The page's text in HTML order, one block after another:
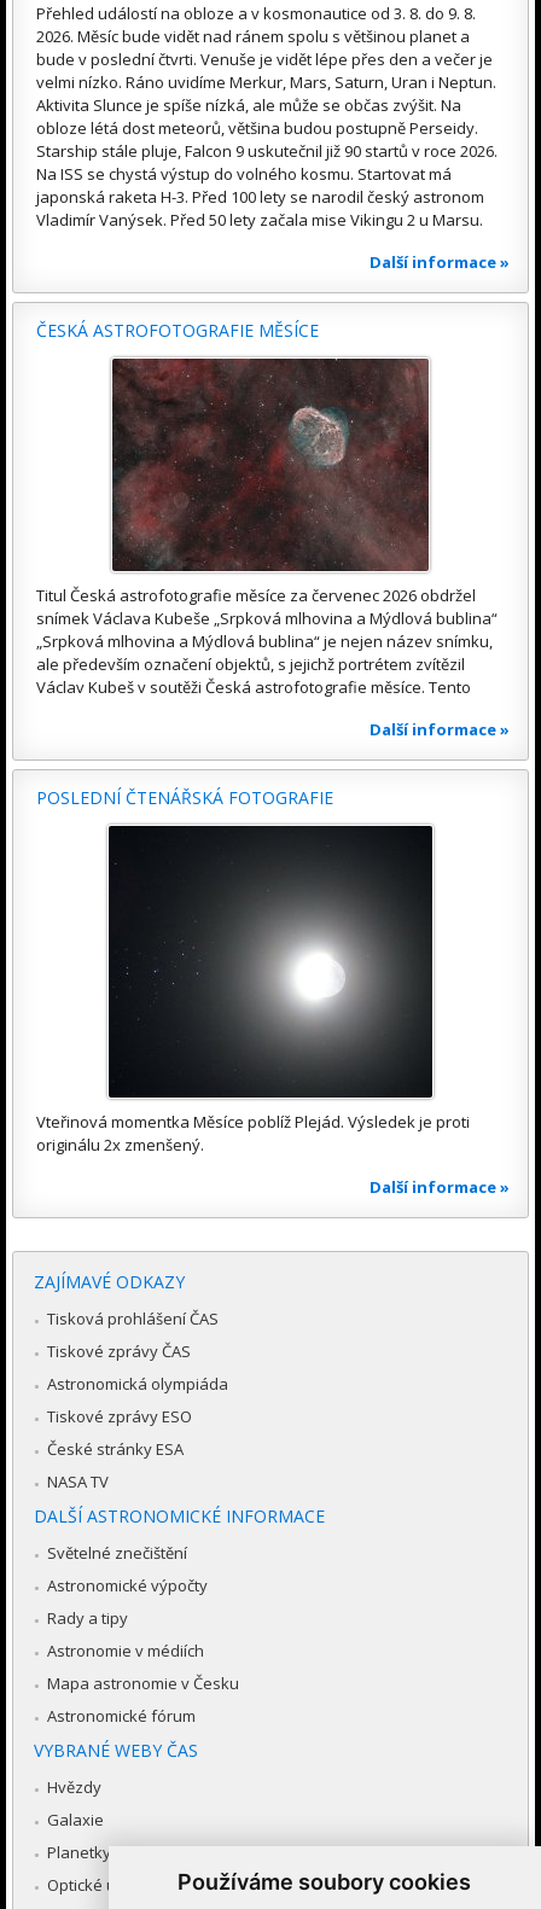
Používáme soubory cookies
Přehled událostí na obloze a v kosmonautice od 3. 8. do 9. 8.
2026. Měsíc bude vidět nad ránem spolu s většinou planet a
bude v poslední čtvrti. Venuše je vidět lépe přes den a večer je
velmi nízko. Ráno uvidíme Merkur, Mars, Saturn, Uran i Neptun.
Aktivita Slunce je spíše nízká, ale může se občas zvýšit. Na
obloze létá dost meteorů, většina budou postupně Perseidy.
Starship stále pluje, Falcon 9 uskutečnil již 90 startů v roce 2026.
Na ISS se chystá výstup do volného kosmu. Startovat má
japonská raketa H-3. Před 100 lety se narodil český astronom
Vladimír Vanýsek. Před 50 lety začala mise Vikingu 2 u Marsu.
Další informace »
ČESKÁ ASTROFOTOGRAFIE MĚSÍCE
Titul Česká astrofotografie měsíce za červenec 2026 obdržel
snímek Václava Kubeše „Srpková mlhovina a Mýdlová bublina“
„Srpková mlhovina a Mýdlová bublina“ je nejen název snímku,
ale především označení objektů, s jejichž portrétem zvítězil
Václav Kubeš v soutěži Česká astrofotografie měsíce. Tento
Další informace »
POSLEDNÍ ČTENÁŘSKÁ FOTOGRAFIE
Vteřinová momentka Měsíce poblíž Plejád. Výsledek je proti
originálu 2x zmenšený.
Další informace »
ZAJÍMAVÉ ODKAZY
Tisková prohlášení ČAS
Tiskové zprávy ČAS
Astronomická olympiáda
Tiskové zprávy ESO
České stránky ESA
NASA TV
DALŠÍ ASTRONOMICKÉ INFORMACE
Světelné znečištění
Astronomické výpočty
Rady a tipy
Astronomie v médiích
Mapa astronomie v Česku
Astronomické fórum
VYBRANÉ WEBY ČAS
Hvězdy
Galaxie
Planetky
Optické úkazy v atmosféře